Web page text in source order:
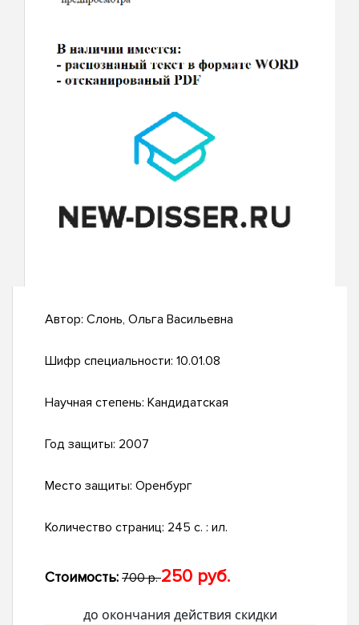
Автор: Слонь, Ольга Васильевна
Шифр специальности: 10.01.08
Научная степень: Кандидатская
Год защиты: 2007
Место защиты: Оренбург
Количество страниц: 245 с. : ил.
Стоимость: 700 р.250 руб.
до окончания действия скидки